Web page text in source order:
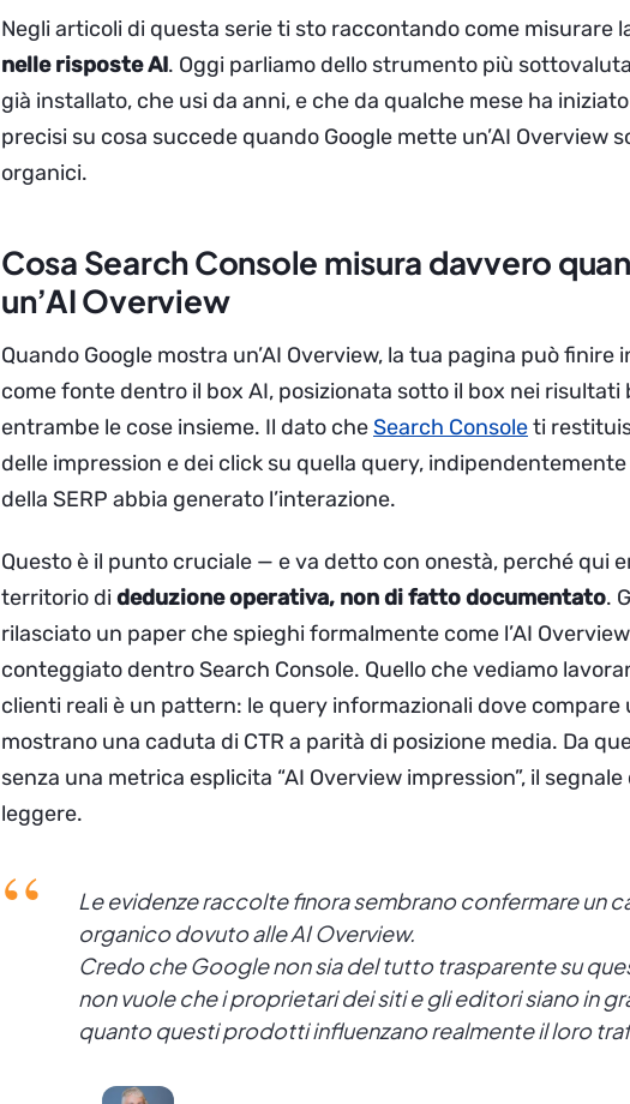
Negli articoli di questa serie ti sto raccontando come misurare
nelle risposte AI. Oggi parliamo dello strumento più
già installato, che usi da anni, e che da qualche mese ha
precisi su cosa succede quando Google mette un’AI Overview
organici.
Cosa Search Console misura davvero
un’AI Overview
Quando Google mostra un’AI Overview, la tua pagina può
come fonte dentro il box AI, posizionata sotto il box nei risultati
entrambe le cose insieme. Il dato cheSearch Consoleti
delle impression e dei click su quella query, indipendentemente
della SERP abbia generato l’interazione.
Questo è il punto cruciale — e va detto con onestà, perché qui
territorio di deduzione operativa, non di fatto documentato.
rilasciato un paper che spieghi formalmente come l’AI
conteggiato dentro Search Console. Quello che vediamo
clienti reali è un pattern: le query informazionali dove compare
mostrano una caduta di CTR a parità di posizione media. Da
senza una metrica esplicita “AI Overview impression”, il
leggere.
Le evidenze raccolte finora sembrano confermare un
organico dovuto alle AI Overview.
Credo che Google non sia del tutto trasparente su
non vuole che i proprietari dei siti e gli editori siano in
quanto questi prodotti influenzano realmente il loro